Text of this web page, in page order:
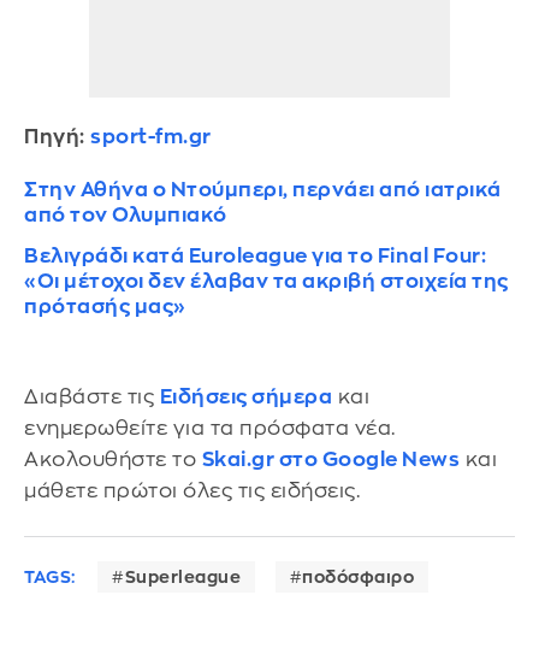
Πηγή: sport-fm.gr
Στην Αθήνα ο Ντούμπερι, περνάει από ιατρικά
από τον Ολυμπιακό
Βελιγράδι κατά Euroleague για το Final Four:
«Οι μέτοχοι δεν έλαβαν τα ακριβή στοιχεία της
πρότασής μας»
Διαβάστε τις Ειδήσεις σήμερα και
ενημερωθείτε για τα πρόσφατα νέα.
Ακολουθήστε το Skai.gr στο Google News και
μάθετε πρώτοι όλες τις ειδήσεις.
TAGS: Superleague ποδόσφαιρο